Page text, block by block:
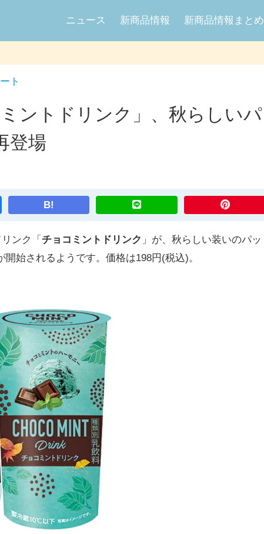
ニュース 新商品情報 新商品情報まとめ
ト
ントドリンク」、秋らしいパ
登場
B!
ンク「 チョコミントドリンク 」が、秋らしい装いのパッ
始されるようです。価格は198円(税込)。